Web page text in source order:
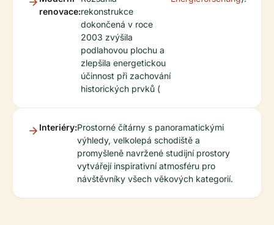
renovace:rekonstrukce
dokončená v roce
2003 zvýšila
podlahovou plochu a
zlepšila energetickou
účinnost při zachování
historických prvků (
Interiéry:Prostorné čítárny s panoramatickými
výhledy, velkolepá schodiště a
promyšleně navržené studijní prostory
vytvářejí inspirativní atmosféru pro
návštěvníky všech věkových kategorií.